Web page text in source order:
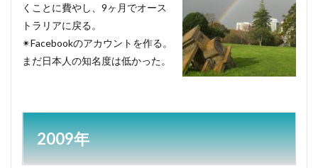
くことに費やし、9ヶ月でオース
トラリアに戻る。
✴︎Facebookのアカウントを作る。
まだ日本人の知名度は低かった。
2009年